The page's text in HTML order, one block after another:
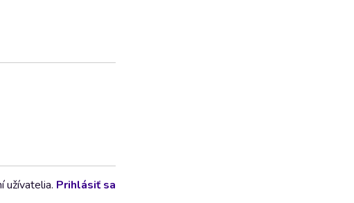
užívatelia. Prihlásiť sa